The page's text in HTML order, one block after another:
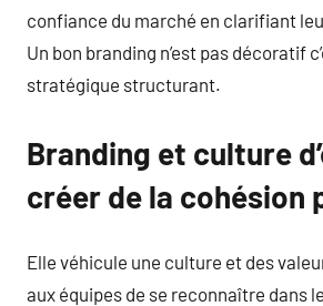
confiance du marché en clarifiant
Un bon branding n’est pas décoratif
stratégique structurant.
Branding et culture
créer de la cohésion
Elle véhicule une culture et des
aux équipes de se reconnaître dans